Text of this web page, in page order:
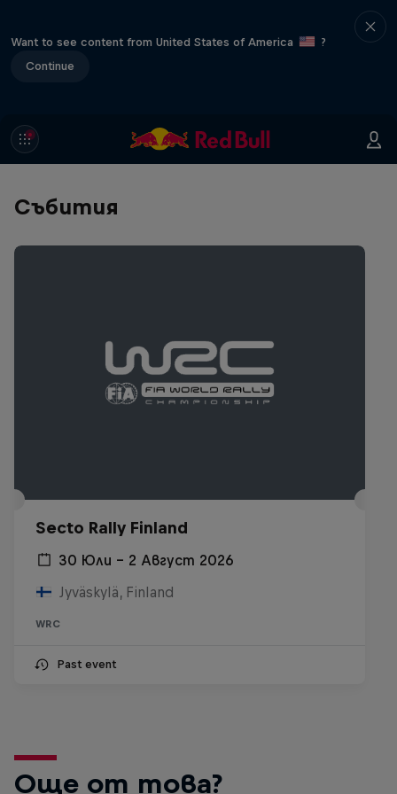
Want to see content from United States of America
?
Continue
Събития
Secto Rally Finland
30 Юли – 2 Август 2026
Jyväskylä, Finland
WRC
Past event
Още от това?